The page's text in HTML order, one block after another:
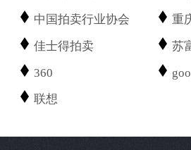
中国拍卖行业协会
重
佳士得拍卖
苏
360
联想